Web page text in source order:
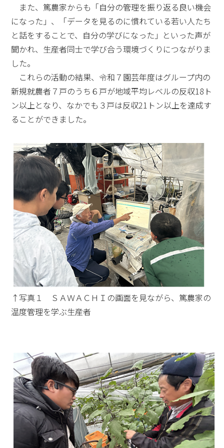
また、篤農家からも「自分の管理を振り返る良い機会
になった」、「データを見るのに慣れている若い人たち
と話をすることで、自分の学びになった」といった声が
聞かれ、生産者同士で学び合う環境づくりにつながりま
した。
これらの活動の結果、令和７園芸年度はグループ内の
新規就農者７戸のうち６戸が地域平均レベルの反収18ト
ン以上となり、なかでも３戸は反収21トン以上を達成す
ることができました。
↑写真１ ＳＡＷＡＣＨＩの画面を見ながら、篤農家の
温度管理を学ぶ生産者